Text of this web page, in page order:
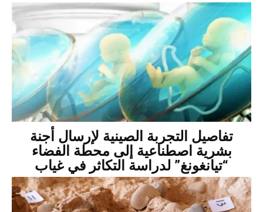
تفاصيل التجربة الصينية لإرسال أجنة
بشرية اصطناعية إلى محطة الفضاء
“تيانغونغ” لدراسة التكاثر في غياب